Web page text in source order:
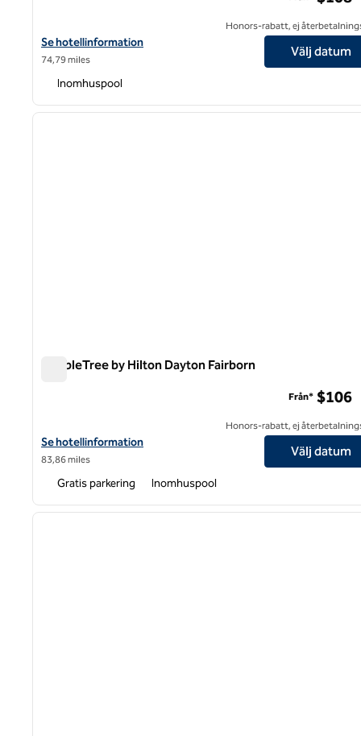
Visa hotelluppgifter för DoubleTree by Hilton Canton Downtown
Se hotellinformation
74,79 miles
Honors-rabatt, ej
Välj datum
Inomhuspool
1 av 12
DoubleTree by Hilton Dayton Fairborn
Visa hotelluppgifter för DoubleTree by Hilton Dayton Fairborn
Se hotellinformation
83,86 miles
Från* $106
Honors-rabatt, ej
Välj datum
Gratis parkering Inomhuspool
1 av 12